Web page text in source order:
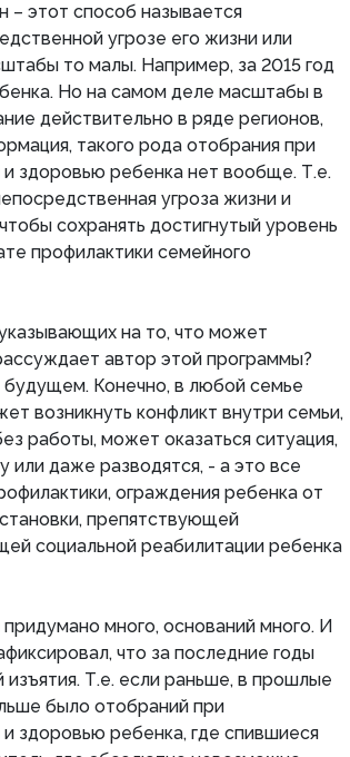
этот способ называется
угрозе его жизни или
то малы. Например, за 2015 год
Но на самом деле масштабы в
действительно в ряде регионов,
такого рода отобрания при
здоровью ребенка нет вообще. Т.е.
угроза жизни и
сохранять достигнутый уровень
профилактики семейного
на то, что может
автор этой программы?
Конечно, в любой семье
возникнуть конфликт внутри семьи,
работы, может оказаться ситуация,
или даже разводятся, - а это все
ограждения ребенка от
препятствующей
социальной реабилитации ребенка
много, оснований много. И
что за последние годы
изъятия. Т.е. если раньше, в прошлые
было отобраний при
здоровью ребенка, где спившиеся